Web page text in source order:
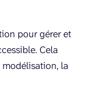
pour gérer et
Cela
la